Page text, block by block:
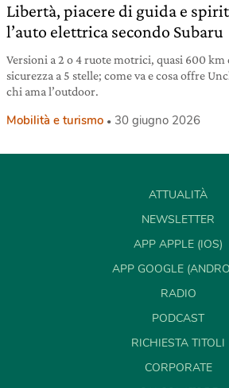
Libertà, piacere di guida e
l’auto elettrica secondo Subaru
Versioni a 2 o 4 ruote motrici, quasi 600 km
sicurezza a 5 stelle; come va e cosa offre
chi ama l’outdoor.
Mobilità e turismo 30 giugno 2026
ATTUALITÀ
NEWSLETTER
APP APPLE (IOS)
APP GOOGLE
RADIO
PODCAST
RICHIESTA TITOLI
CORPORATE